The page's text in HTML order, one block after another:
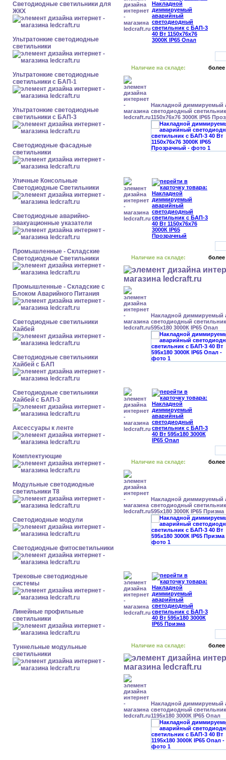
Светодиодные светильники для
ЖКХ
Ультратонкие светодиодные
светильники
Ультратонкие светодиодные
светильники с БАП-1
Ультратонкие светодиодные
светильники с БАП-3
Светодиодные фасадные
светильники
Уличные Консольные
Светодиодные Светильники
Светодиодные аварийно-
эвакуационные указатели
Промышленные - Складские
Светодиодные Светильники
Промышленные - Складские с
Блоком Аварийного Питания
Светодиодные светильники
Хайбей
Светодиодные светильники
Хайбей с БАП
Светодиодные светильники
Хайбей с БАП-3
Аксессуары к ленте
Комплектующие
Модульные светодиодные
светильники Т8
Светодиодные модули
Светодиодные фитосветильники
Трековые светодиодные
системы
Линейные профильные
светильники
Туннельные модульные
светильники
Наличие на складе: более
Накладной диммируемый
светодиодный
1150x76x76 3000К IP65
Наличие на складе: более
Накладной диммируемый
светодиодный
595x180 3000К IP65 Опал
Наличие на складе: более
Накладной диммируемый
светодиодный
595x180 3000К IP65 Призма
Наличие на складе: более
Накладной диммируемый
светодиодный
1195x180 3000К IP65 Опал